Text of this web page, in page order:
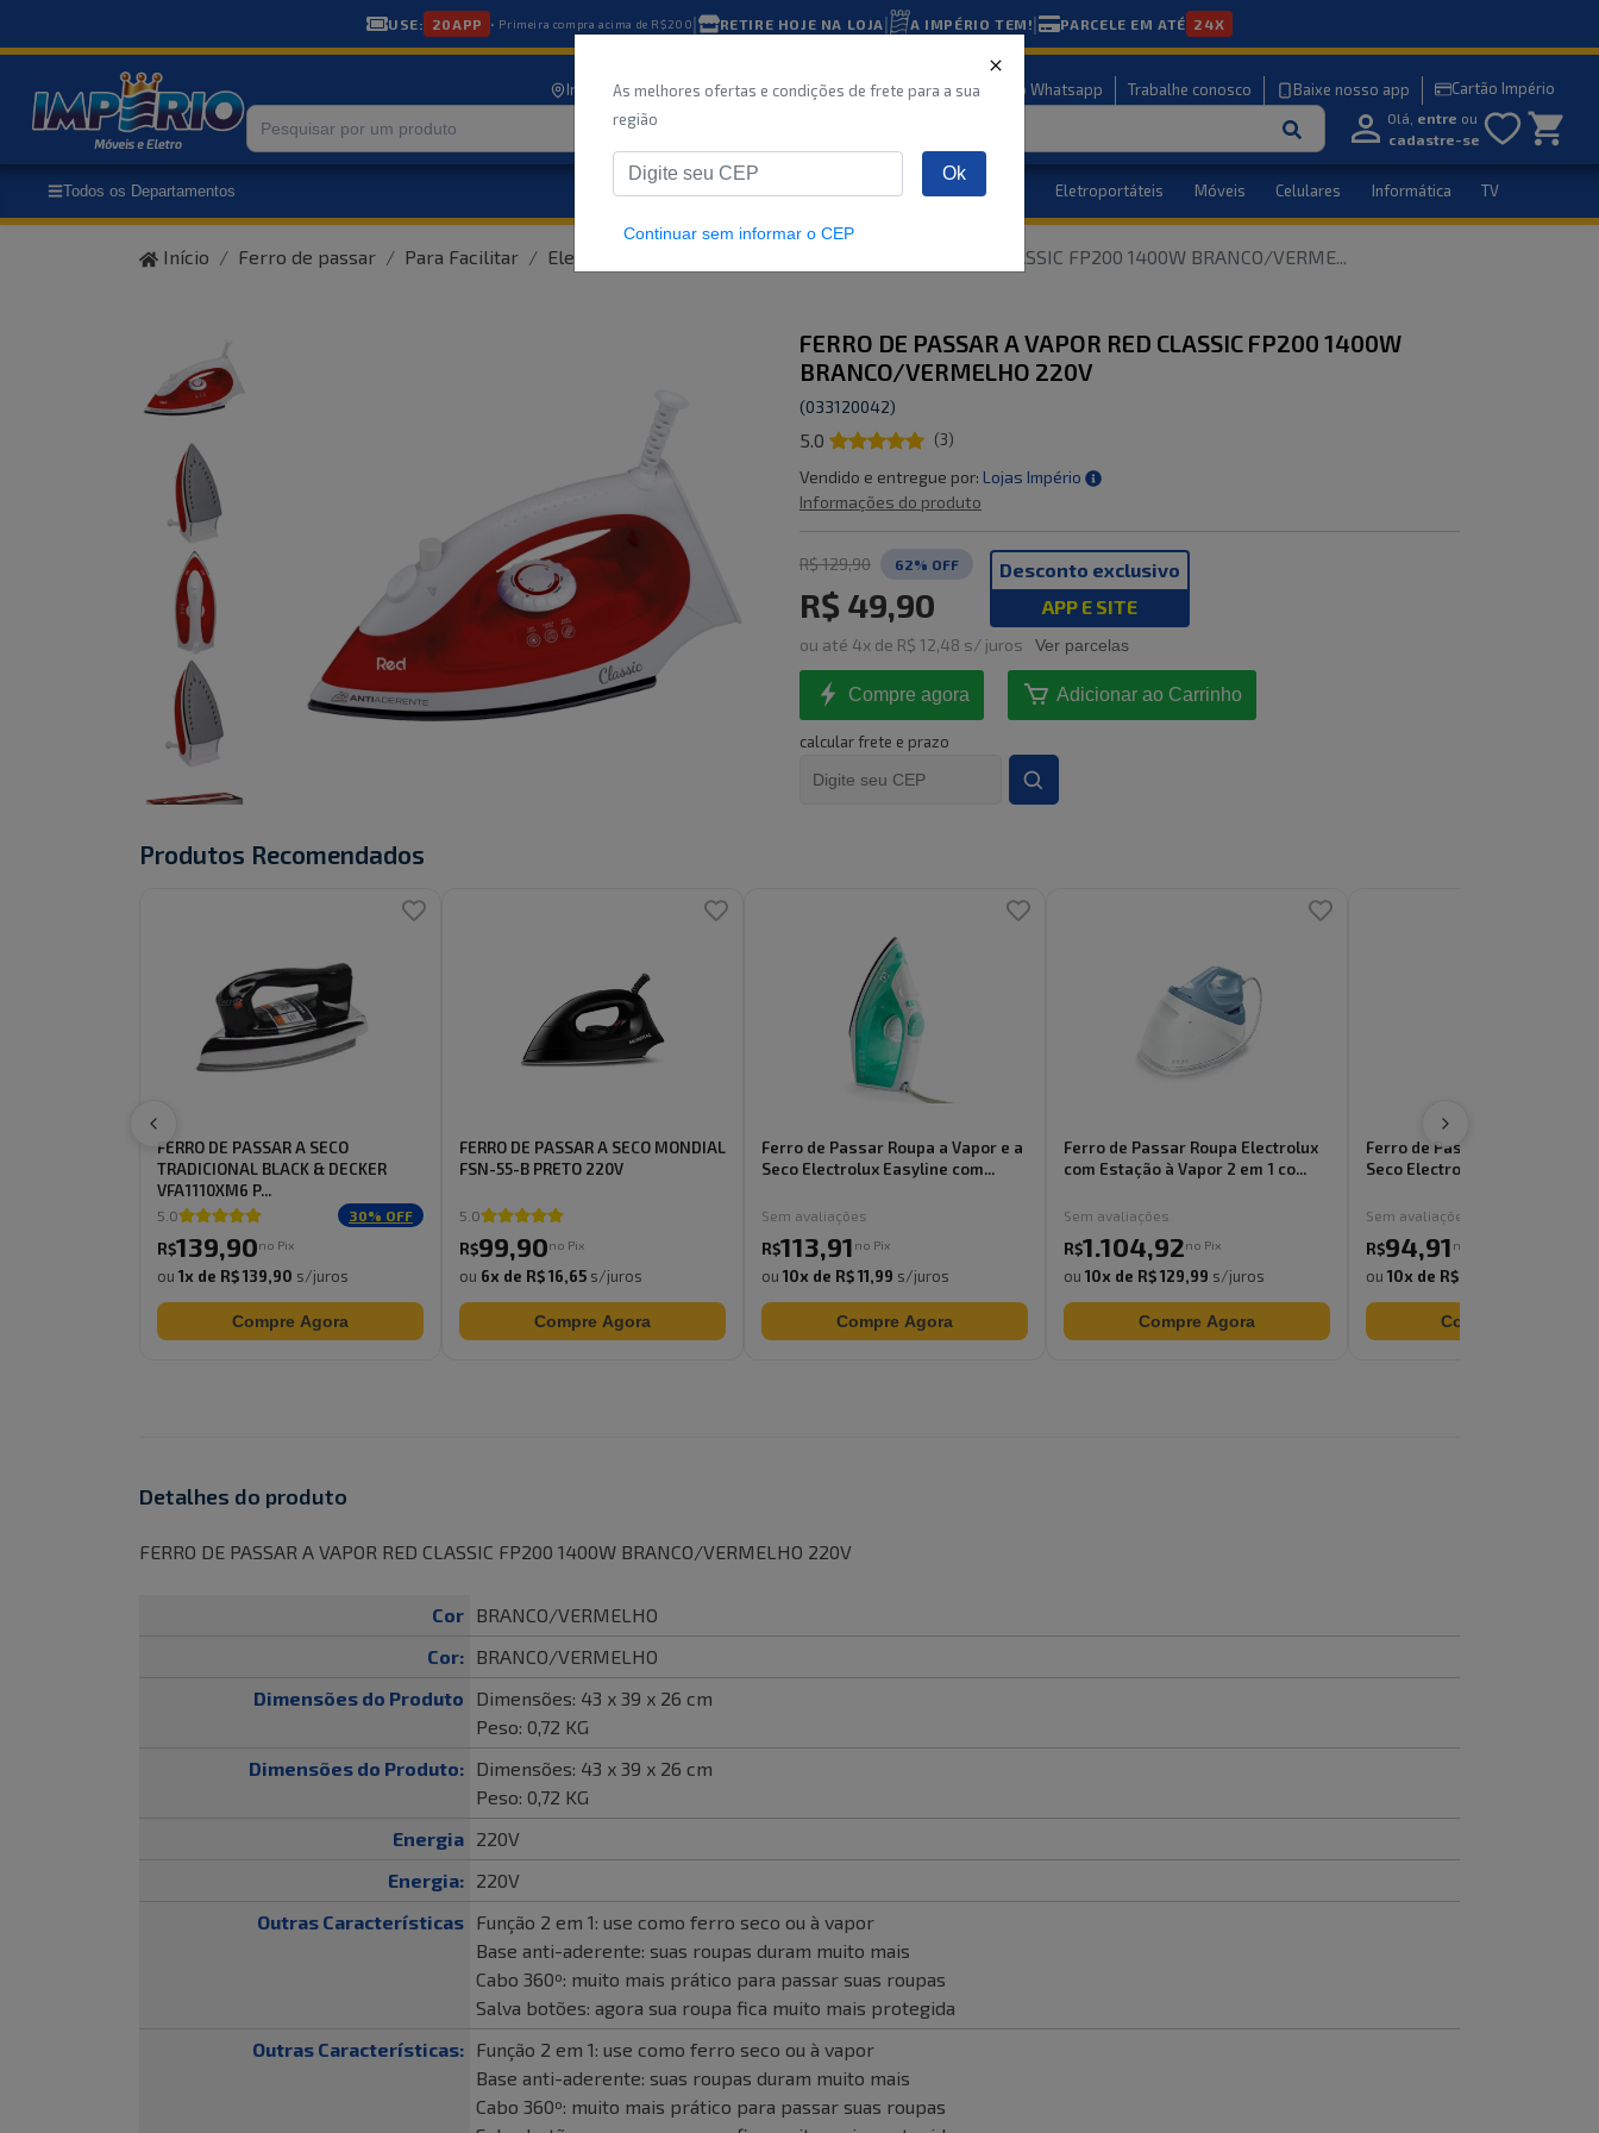
USE: 20APP • Primeira compra acima de R$200| RETIRE HOJE NA LOJA| A IMPÉRIO TEM!| PARCELE EM ATÉ 24X
Informe seu CEP Nossas lojas Atendimento Compre pelo Whatsapp Trabalhe conosco Baixe nosso app Cartão Império
Olá, entre ou
cadastre-se
Todos os Departamentos Eletrodomésticos Eletroportáteis Móveis Celulares Informática TV
Início Ferro de passar Para Facilitar Eletroportáteis FERRO DE PASSAR A VAPOR RED CLASSIC FP200 1400W BRANCO/VERME
FERRO DE PASSAR A VAPOR RED CLASSIC FP200 1400W
BRANCO/VERMELHO 220V
(033120042)
5.0 (3)
Vendido e entregue por: Lojas Império
Informações do produto
R$ 129,90 62% OFF
R$ 49,90
Desconto exclusivo
APP E SITE
ou até 4x de R$ 12,48 s/ juros Ver parcelas
Compre agora Adicionar ao Carrinho
calcular frete e prazo
Produtos Recomendados
FERRO DE PASSAR A SECO
TRADICIONAL BLACK & DECKER
VFA1110XM6 P...
5.0 30% OFF
R$139,90no Pix
ou 1x de R$ 139,90 s/juros
Compre Agora
FERRO DE PASSAR A SECO MONDIAL
FSN-55-B PRETO 220V
5.0
R$99,90no Pix
ou 6x de R$ 16,65 s/juros
Compre Agora
Ferro de Passar Roupa a Vapor e a
Seco Electrolux Easyline com...
Sem avaliações
R$113,91 no Pix
ou 10x de R$ 11,99 s/juros
Compre Agora
Ferro de Passar Roupa Electrolux
com Estação à Vapor 2 em 1 co...
Sem avaliações
R$1.104,92no Pix
ou 10x de R$ 129,99 s/juros
Compre Agora
Ferro de Passar Roupa a
Seco Electrolux Efficient co...
Sem avaliações
R$94,91 no Pix
ou 10x de R$ 9,99
Compre Agora
Detalhes do produto
FERRO DE PASSAR A VAPOR RED CLASSIC FP200 1400W BRANCO/VERMELHO 220V
Cor
BRANCO/VERMELHO
Cor:
BRANCO/VERMELHO
Dimensões do Produto
Dimensões: 43 x 39 x 26 cm
Peso: 0,72 KG
Dimensões do Produto:
Dimensões: 43 x 39 x 26 cm
Peso: 0,72 KG
Energia
220V
Energia:
220V
Outras Características
Função 2 em 1: use como ferro seco ou à vapor
Base anti-aderente: suas roupas duram muito mais
Cabo 360º: muito mais prático para passar suas roupas
Salva botões: agora sua roupa fica muito mais protegida
Outras Características:
Função 2 em 1: use como ferro seco ou à vapor
Base anti-aderente: suas roupas duram muito mais
Cabo 360º: muito mais prático para passar suas roupas
As melhores ofertas e condições de frete para a sua
região
Ok
Continuar sem informar o CEP